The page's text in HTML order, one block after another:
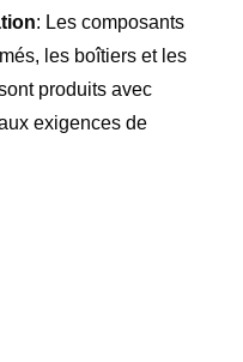
: Les composants
les boîtiers et les
produits avec
exigences de